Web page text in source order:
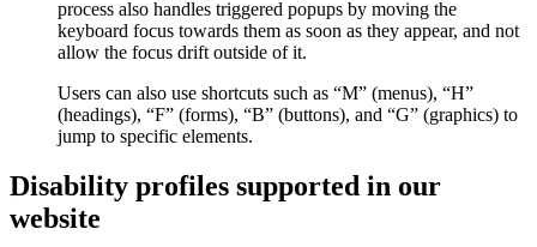
process also handles triggered popups by moving the
keyboard focus towards them as soon as they appear, and not
allow the focus drift outside of it.
Users can also use shortcuts such as “M” (menus), “H”
(headings), “F” (forms), “B” (buttons), and “G” (graphics) to
jump to specific elements.
Disability profiles supported in our
website